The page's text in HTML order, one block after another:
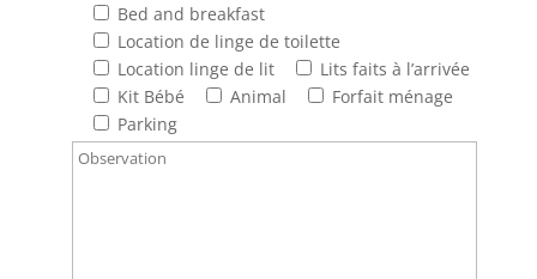
Bed and breakfast
Location de linge de toilette
Location linge de lit
Lits faits à l’arrivée
Kit Bébé
Animal
Forfait ménage
Parking